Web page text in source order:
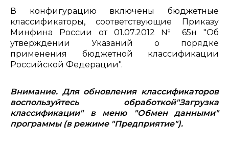
В конфигурацию включены бюджетные
классификаторы, соответствующие Приказу
Минфина России от 01.07.2012 № 65н "Об
утверждении Указаний о порядке
применения бюджетной классификации
Российской Федерации".
Внимание. Для обновления классификаторов
воспользуйтесь обработкой"Загрузка
классификации" в меню "Обмен данными"
программы (в режиме "Предприятие").